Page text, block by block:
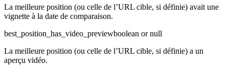
La meilleure position (ou celle de l’URL cible, si définie) avait une
vignette à la date de comparaison.
best_position_has_video_previewboolean or null
La meilleure position (ou celle de l’URL cible, si définie) a un
aperçu vidéo.